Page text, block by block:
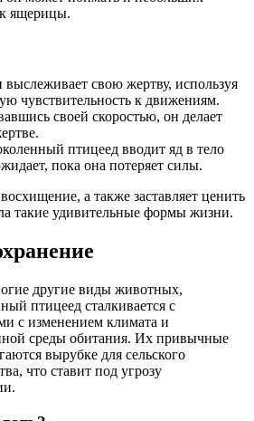
ящерицы.
свою жертву, используя
чувствительность к движениям.
своей скоростью, он делает
птицеед вводит яд в тело
пока она потеряет силы.
а также заставляет ценить
такие удивительные формы жизни.
другие виды животных,
птицеед сталкивается с
с изменением климата и
среды обитания. Их привычные
вырубке для сельского
что ставит под угрозу